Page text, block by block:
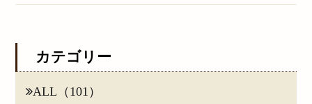
カテゴリー
ALL（101）